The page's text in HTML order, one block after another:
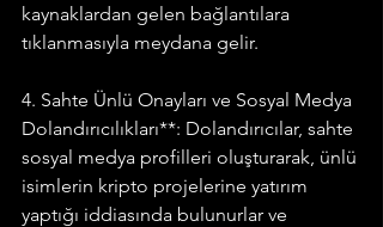
kaynaklardan gelen bağlantılara
tıklanmasıyla meydana gelir.
4. Sahte Ünlü Onayları ve Sosyal Medya
Dolandırıcılıkları**: Dolandırıcılar, sahte
sosyal medya profilleri oluşturarak, ünlü
isimlerin kripto projelerine yatırım
yaptığı iddiasında bulunurlar ve